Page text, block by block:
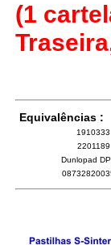
(1
Equivalências :
1910333
2201189
Dunlopad